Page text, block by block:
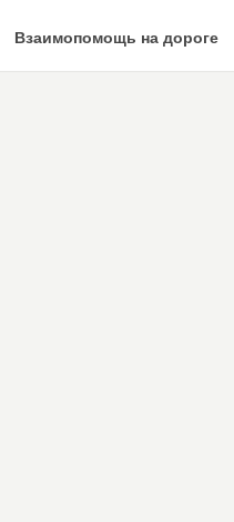
Взаимопомощь на дороге